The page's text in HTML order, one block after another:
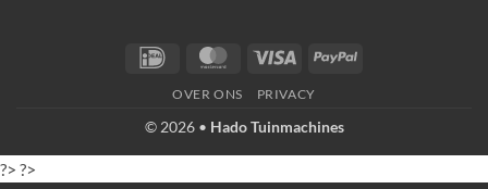
IDeal MasterCard
Visa PayPal
OVER ONS PRIVACY
© 2026 • Hado Tuinmachines
?> ?>